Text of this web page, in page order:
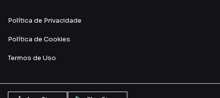
Política de Privacidade
Política de Cookies
Termos de Uso